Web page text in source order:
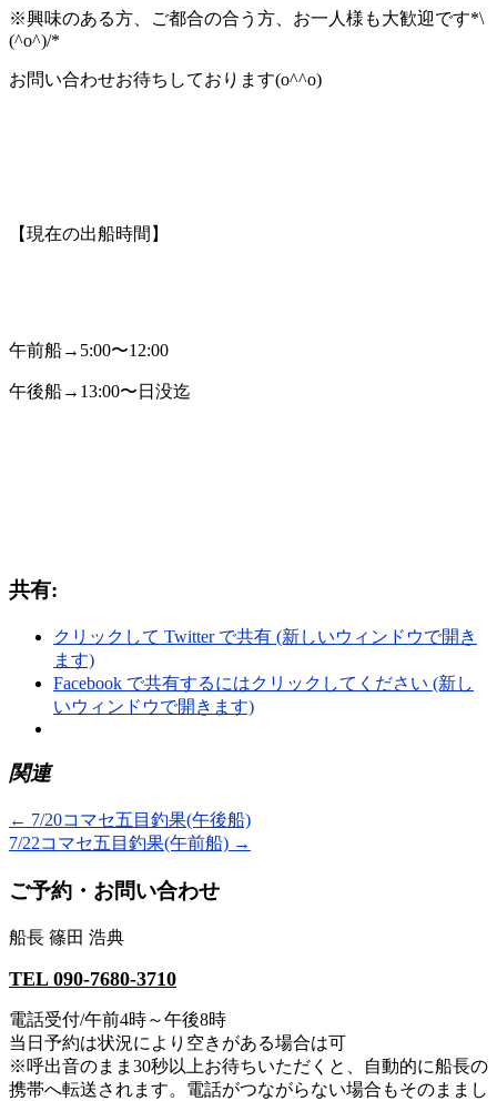
※興味のある方、ご都合の合う方、お一人様も大歓迎です*\
(^o^)/*
お問い合わせお待ちしております(o^^o)
【現在の出船時間】
午前船→5:00〜12:00
午後船→13:00〜日没迄
共有:
クリックして Twitter で共有 (新しいウィンドウで開き
ます)
Facebook で共有するにはクリックしてください (新し
いウィンドウで開きます)
関連
← 7/20コマセ五目釣果(午後船)
7/22コマセ五目釣果(午前船) →
ご予約・お問い合わせ
船長 篠田 浩典
TEL 090-7680-3710
電話受付/午前4時～午後8時
当日予約は状況により空きがある場合は可
※呼出音のまま30秒以上お待ちいただくと、自動的に船長の
携帯へ転送されます。電話がつながらない場合もそのままし